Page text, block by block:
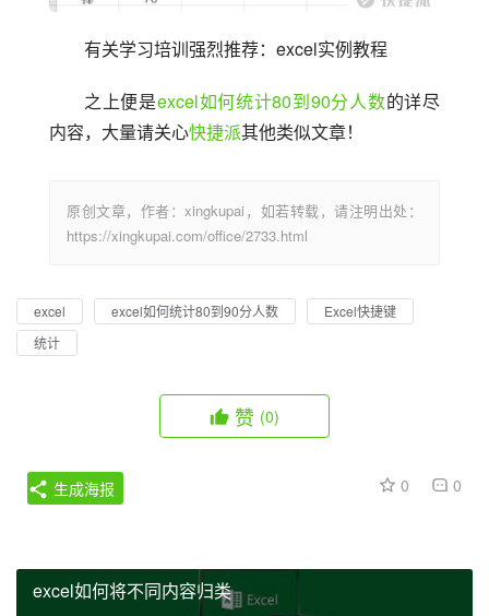
有关学习培训强烈推荐：excel实例教程
之上便是excel如何统计80到90分人数的详尽
内容，大量请关心快捷派其他类似文章！
原创文章，作者：xingkupai，如若转载，请注明出处：
https://xingkupai.com/office/2733.html
excel excel如何统计80到90分人数
Excel快捷键
统计
赞 (0)
0 0
生成海报
excel如何将不同内容归类